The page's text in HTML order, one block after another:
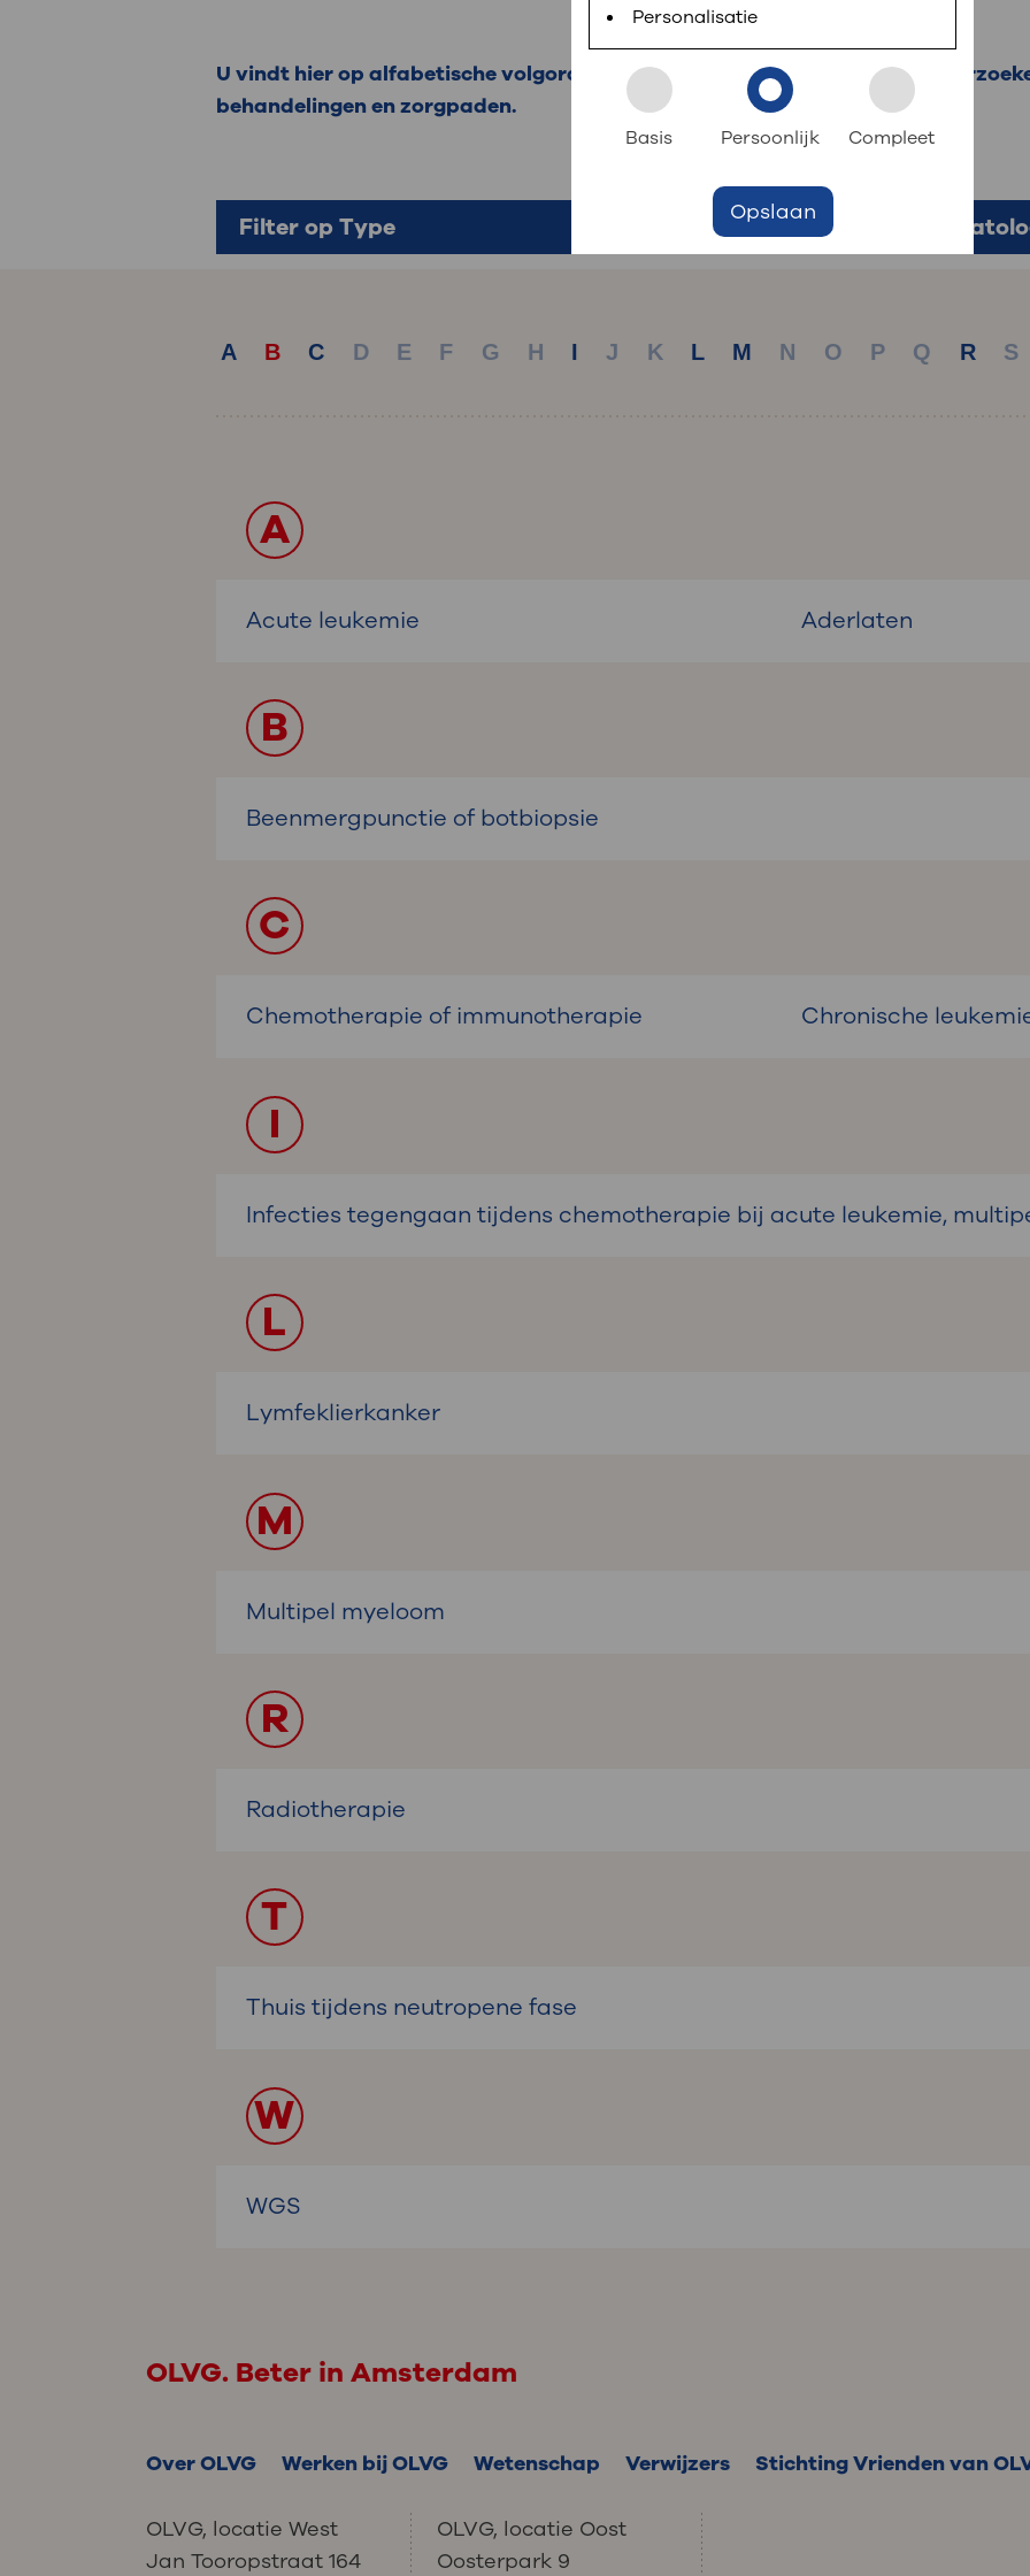
Uw bezoek aan OLVG
Uw verblijf in OLVG
steeds verder uit, zodat u zelf meer digitaal kunt regelen. Met MijnOLVG kunnen
Direct naar MijnOLVG Lees meer
U vindt hier op alfabetische volgorde informatie over aandoeningen,
behandelingen en zorgpaden.
Filter op Type
A B C D E F G H I J K L M N O P Q R S
A
Acute leukemie Aderlaten
B
Beenmergpunctie of botbiopsie
C
Chemotherapie of immunotherapie Chronische
I
Infecties tegengaan tijdens chemotherapie bij acute leukemie,
L
Lymfeklierkanker
M
Multipel myeloom
R
Radiotherapie
T
Thuis tijdens neutropene fase
W
WGS
OLVG. Beter in Amsterdam
Over OLVG Werken bij OLVG Wetenschap Verwijzers Stichting Vrienden van
OLVG, locatie West
Jan Tooropstraat 164
OLVG, locatie Oost
Oosterpark 9
Personalisatie
Basis Persoonlijk Compleet
Opslaan